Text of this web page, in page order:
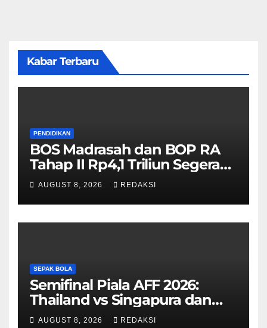
Kabar Terbaru
PENDIDIKAN
BOS Madrasah dan BOP RA
Tahap II Rp4,1 Triliun Segera
Cair, Berikut Jadwal
Pengajuannya
AUGUST 8, 2026 REDAKSI
SEPAK BOLA
Semifinal Piala AFF 2026:
Thailand vs Singapura dan
Vietnam vs Malaysia
AUGUST 8, 2026 REDAKSI